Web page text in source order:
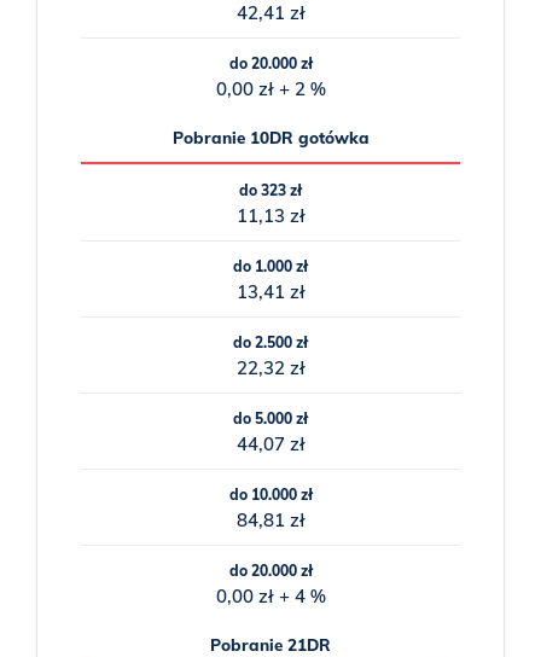
42,41 zł
do 20.000 zł
0,00 zł + 2 %
Pobranie 10DR gotówka
do 323 zł
11,13 zł
do 1.000 zł
13,41 zł
do 2.500 zł
22,32 zł
do 5.000 zł
44,07 zł
do 10.000 zł
84,81 zł
do 20.000 zł
0,00 zł + 4 %
Pobranie 21DR